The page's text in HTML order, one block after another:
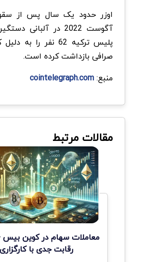
آگوست 2022 در
پلیس ترکیه 62 نفر را
صرافی بازداشت کرده است.
منبع:cointelegraph.com
مقالات مرتبط
معاملات سهام در کوین
رقابت جدی با